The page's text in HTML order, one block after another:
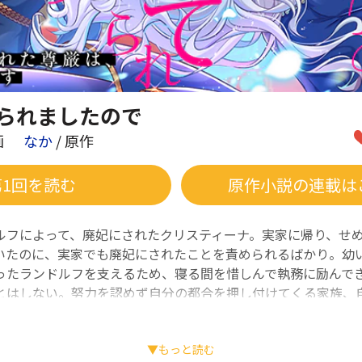
れましたので
なか/ 原作
回を読む 原作小説の連載
によって、廃妃にされたクリスティーナ。実家に帰り、せ
のに、実家でも廃妃にされたことを責められるばかり。幼
たランドルフを支えるため、寝る間を惜しんで執務に励んで
はしない。努力を認めず自分の都合を押し付けてくる家族、
思っていたらランドルフが必死に追いすがってきて――!? 窮
▼もっと読む